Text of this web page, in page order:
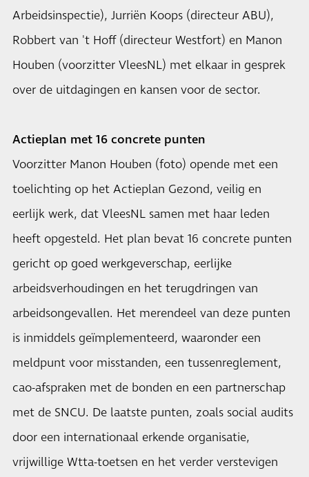
Arbeidsinspectie), Jurriën Koops (directeur ABU),
Robbert van 't Hoff (directeur Westfort) en Manon
Houben (voorzitter VleesNL) met elkaar in gesprek
over de uitdagingen en kansen voor de sector.
Actieplan met 16 concrete punten
Voorzitter Manon Houben (foto) opende met een
toelichting op het Actieplan Gezond, veilig en
eerlijk werk, dat VleesNL samen met haar leden
heeft opgesteld. Het plan bevat 16 concrete punten
gericht op goed werkgeverschap, eerlijke
arbeidsverhoudingen en het terugdringen van
arbeidsongevallen. Het merendeel van deze punten
is inmiddels geïmplementeerd, waaronder een
meldpunt voor misstanden, een tussenreglement,
cao-afspraken met de bonden en een partnerschap
met de SNCU. De laatste punten, zoals social audits
door een internationaal erkende organisatie,
vrijwillige Wtta-toetsen en het verder verstevigen